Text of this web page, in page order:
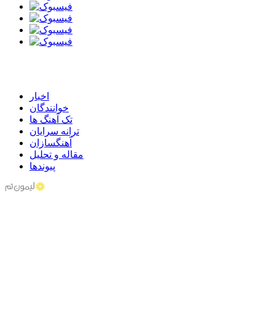
اخبار
خوانندگان
تک آهنگ ها
ترانه سرایان
آهنگسازان
مقاله و تحلیل
پیوندها